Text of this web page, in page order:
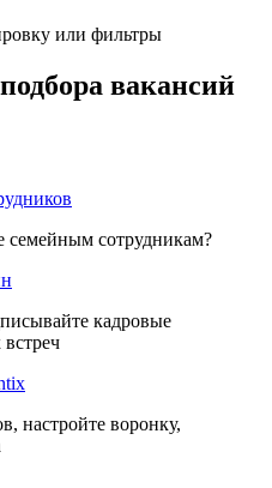
или фильтры
вакансий
семейным сотрудникам?
кадровые
настройте воронку,